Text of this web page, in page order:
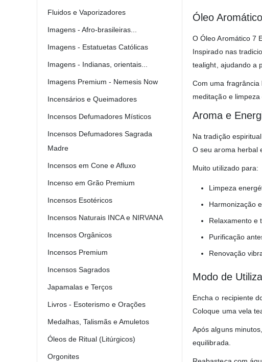
Óleo
O Óleo Aromático 7
Inspirado nas
tealight, ajudando a
Com uma fragrância
meditação e
Aroma e
Na tradição
O seu aroma herbal
Muito utilizado para:
Limpeza
Harmonização
Relaxamento e
Purificação
Renovação
Modo de
Encha o recipiente
Coloque uma vela
Após alguns
equilibrada.
Fluidos e Vaporizadores
Imagens - Afro-brasileiras...
Imagens - Estatuetas Católicas
Imagens - Indianas, orientais...
Imagens Premium - Nemesis Now
Incensários e Queimadores
Incensos Defumadores Místicos
Incensos Defumadores Sagrada
Madre
Incensos em Cone e Afluxo
Incenso em Grão Premium
Incensos Esotéricos
Incensos Naturais INCA e NIRVANA
Incensos Orgânicos
Incensos Premium
Incensos Sagrados
Japamalas e Terços
Livros - Esoterismo e Orações
Medalhas, Talismãs e Amuletos
Óleos de Ritual (Litúrgicos)
Orgonites